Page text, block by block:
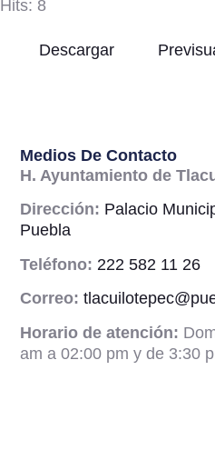
Hits: 8
Descargar
Medios De Contacto
H. Ayuntamiento de
Dirección: Palacio
Puebla
Teléfono: 222 582 11 26
Correo:
Horario de atención:
am a 02:00 pm y de 3:30